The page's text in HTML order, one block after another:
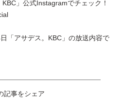
」公式Instagramでチェック！
「アサデス。KBC」の放送内容で
記事をシェア